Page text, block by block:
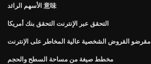
الأسهم الرائد 意味
التحقق عبر الإنترنت التحقق بنك أمريكا
مقرضو القروض الشخصية عالية المخاطر على الإنترنت
مخطط صيغة من مساحة السطح والحجم